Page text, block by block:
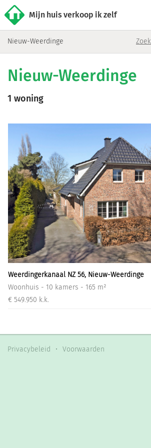
Mijn huis verkoop ik zelf
Woningaanbod
Contact
Verkoop starten
Informatiegesprek
Inloggen
Nieuw-Weerdinge
Nieuw-Weerdinge
1 woning
Weerdingerkanaal NZ 56, Nieuw-Weerdinge
Woonhuis - 10 kamers - 165 m²
€ 549.950 k.k.
Privacybeleid • Voorwaarden